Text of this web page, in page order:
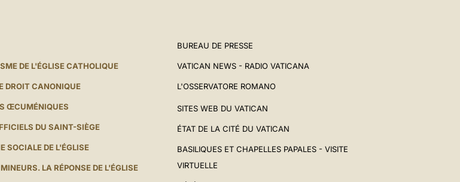
DE L'ÉGLISE CATHOLIQUE
DROIT CANONIQUE
ŒCUMÉNIQUES
DU SAINT-SIÈGE
SOCIALE DE L'ÉGLISE
LA RÉPONSE DE L'ÉGLISE
BUREAU DE PRESSE
VATICAN NEWS - RADIO VATICANA
L'OSSERVATORE ROMANO
SITES WEB DU VATICAN
ÉTAT DE LA CITÉ DU VATICAN
BASILIQUES ET CHAPELLES PAPALES - VISITE
VIRTUELLE